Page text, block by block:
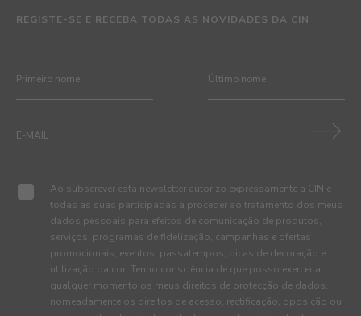
REGISTE-SE E RECEBA TODAS AS NOVIDADES DA CIN
Ao subscrever esta newsletter autorizo expressamente a CIN e
todas as suas participadas a proceder ao tratamento dos meus
dados pessoais para efeitos de comunicação de produtos,
serviços, programas de fidelização, campanhas e ofertas
promocionais, eventos, passatempos, dicas de decoração e
utilização da cor. Tenho consciência de que posso exercer a
qualquer momento os meus direitos de protecção de dados,
nomeadamente os direitos de acesso, rectificação, oposição ou